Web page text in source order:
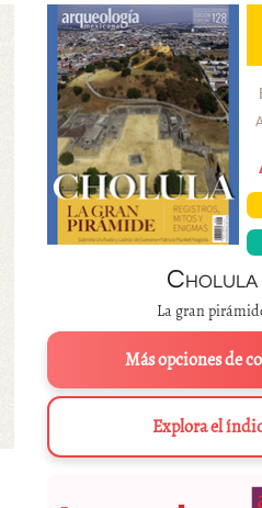
Orejerasepcololli, dePinctada
Cholula
La gran
Más opciones de
Explora el